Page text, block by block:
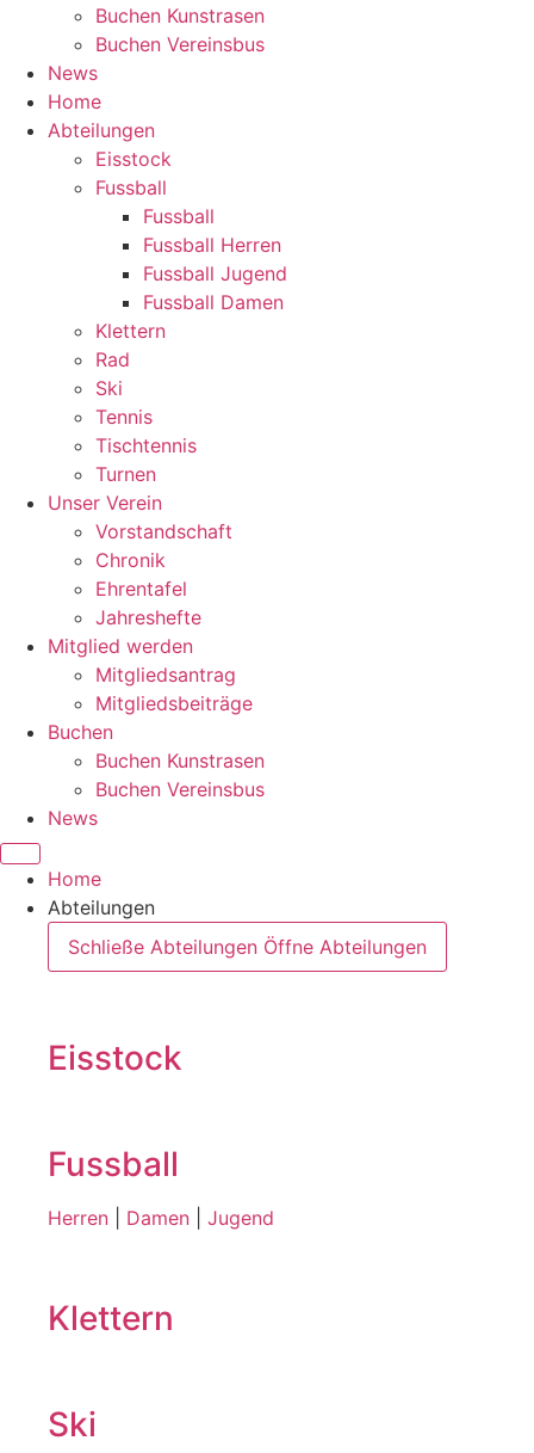
Buchen Kunstrasen
Buchen Vereinsbus
News
Home
Abteilungen
Eisstock
Fussball
Fussball
Fussball Herren
Fussball Jugend
Fussball Damen
Klettern
Rad
Ski
Tennis
Tischtennis
Turnen
Unser Verein
Vorstandschaft
Chronik
Ehrentafel
Jahreshefte
Mitglied werden
Mitgliedsantrag
Mitgliedsbeiträge
Buchen
Buchen Kunstrasen
Buchen Vereinsbus
News
Home
Abteilungen
Schließe Abteilungen Öffne Abteilungen
Eisstock
Fussball
Herren Damen Jugend
Klettern
Ski